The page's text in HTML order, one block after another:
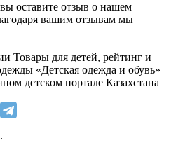
оставите отзыв о нашем
вашим отзывам мы
Товары для детей, рейтинг и
«Детская одежда и обувь»
детском портале Казахстана